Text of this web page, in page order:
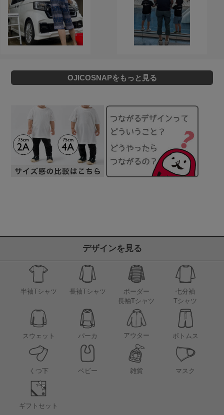
OJICOSNAPをもっと見る
デザインを見る
半袖Tシャツ 長袖Tシャツ
ボーダー
長袖Tシャツ
七分袖
Tシャツ
スウェット パーカ アウター ボトムス
くつ下 ベビー 雑貨 マスク
ギフトセット